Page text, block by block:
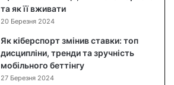
та як її вживати
20 Березня 2024
Як кіберспорт змінив ставки: топ
дисципліни, тренди та зручність
мобільного беттінгу
27 Березня 2024